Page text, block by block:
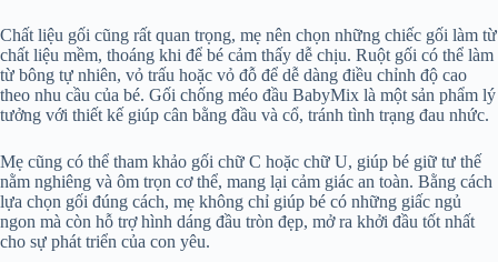
Chất liệu gối cũng rất quan trọng, mẹ nên chọn những chiếc gối làm từ
chất liệu mềm, thoáng khi để bé cảm thấy dễ chịu. Ruột gối có thể làm
từ bông tự nhiên, vỏ trấu hoặc vỏ đỗ để dễ dàng điều chỉnh độ cao
theo nhu cầu của bé. Gối chống méo đầu BabyMix là một sản phẩm lý
tưởng với thiết kế giúp cân bằng đầu và cổ, tránh tình trạng đau nhức.
Mẹ cũng có thể tham khảo gối chữ C hoặc chữ U, giúp bé giữ tư thế
nằm nghiêng và ôm trọn cơ thể, mang lại cảm giác an toàn. Bằng cách
lựa chọn gối đúng cách, mẹ không chỉ giúp bé có những giấc ngủ
ngon mà còn hỗ trợ hình dáng đầu tròn đẹp, mở ra khởi đầu tốt nhất
cho sự phát triển của con yêu.